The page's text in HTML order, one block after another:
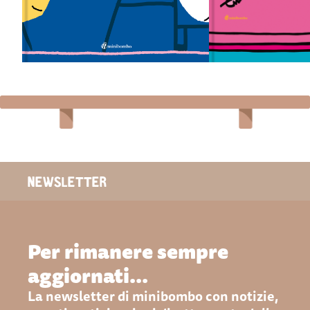
comitiva: avranno
quello che serve, o
stati i soliti sbadati?
SCHEDA LIBRO
Per rimanere sempre
aggiornati...
La newsletter di minibombo con notizie,
NEWSLETTER